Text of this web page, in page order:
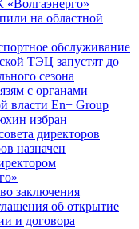
на областной
обслуживание
ТЭЦ запустят до
сезона
с органами
власти En+ Group
избран
директоров
назначен
заключения
об открытие
и договора